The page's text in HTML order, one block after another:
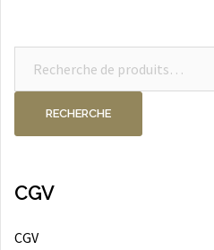
RECHERCHE
CGV
CGV